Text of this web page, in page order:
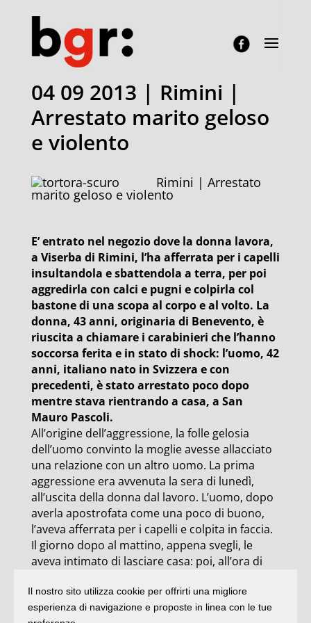
04 09 2013 | Rimini |
Arrestato marito geloso
e violento
Rimini | Arrestato
marito geloso e violento
E’ entrato nel negozio dove la donna lavora,
a Viserba di Rimini, l’ha afferrata per i capelli
insultandola e sbattendola a terra, per poi
aggredirla con calci e pugni e colpirla col
bastone di una scopa al corpo e al volto. La
donna, 43 anni, originaria di Benevento, è
riuscita a chiamare i carabinieri che l’hanno
soccorsa ferita e in stato di shock: l’uomo, 42
anni, italiano nato in Svizzera e con
precedenti, è stato arrestato poco dopo
mentre stava rientrando a casa, a San
Mauro Pascoli.
All’origine dell’aggressione, la folle gelosia
dell’uomo convinto la moglie avesse allacciato
una relazione con un altro uomo. La prima
aggressione era avvenuta la sera di lunedì,
all’uscita della donna dal lavoro. L’uomo, dopo
averla apostrofata come una poco di buono,
l’aveva afferrata per i capelli e colpita in faccia.
Il giorno dopo al mattino, appena svegli, le
aveva intimato di lasciare casa: poi, all’ora di
facendola cadere a terra. Il tutto in presenza di
figli minori.
Il nostro sito utilizza cookie per offrirti una migliore
esperienza di navigazione e proposte in linea con le tue